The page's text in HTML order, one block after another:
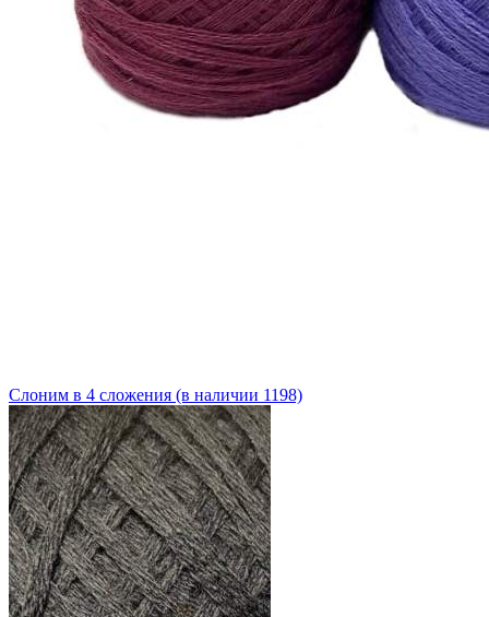
Слоним в 4 сложения (в наличии 1198)